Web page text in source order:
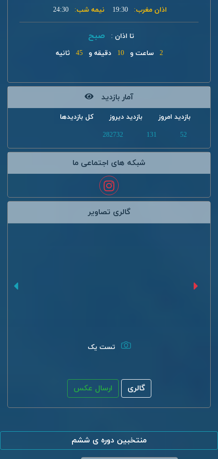
اذان مغرب: 19:30 نیمه شب: 24:30
تا اذان : صبح
2 ساعت و 10 دقیقه و 45 ثانیه
آمار بازدید
بازدید امروز بازدید دیروز
کل بازدیدها
52
131
282732
شبکه های اجتماعی ما
گالری تصاویر
تست یک
گالری ارسال عکس
منتخبین دوره ی ششم